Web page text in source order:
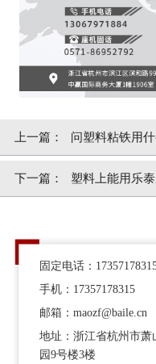
上一篇： 问塑料粘铁用
下一篇： 塑料上能用乐
固定电话：
手机：17357178315
邮箱：maozf@baile.cn
地址：浙江省杭州市
园9号楼3楼